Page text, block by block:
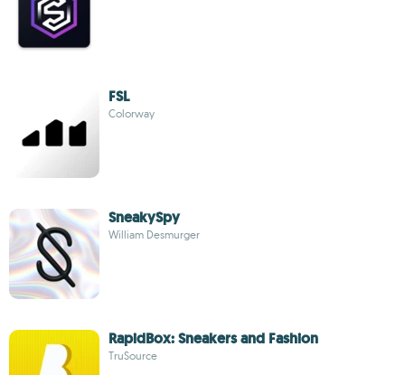
FSL
Colorway
SneakySpy
William Desmurger
RapidBox: Sneakers and Fashion
TruSource